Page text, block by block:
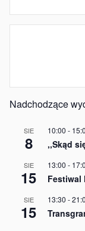
Nadchodzące
SIE
8
10:00 -
,,Skąd
SIE
15
13:00 -
Festiwal
SIE
15
13:30 -